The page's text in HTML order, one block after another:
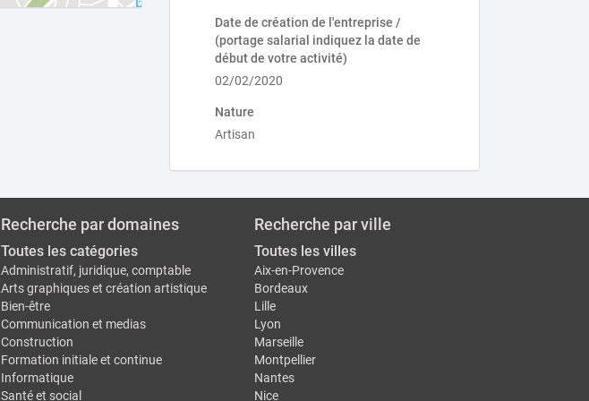
Date de création de l'entreprise /
(portage salarial indiquez la date de
début de votre activité)
02/02/2020
Nature
Artisan
Recherche par domaines
Toutes les catégories
Administratif, juridique, comptable
Arts graphiques et création artistique
Bien-être
Communication et medias
Construction
Formation initiale et continue
Informatique
Santé et social
Recherche par ville
Toutes les villes
Aix-en-Provence
Bordeaux
Lille
Lyon
Marseille
Montpellier
Nantes
Nice